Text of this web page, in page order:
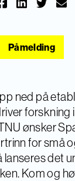
Påmelding
ned på
forskning
ønsker
for små
det
Kom og